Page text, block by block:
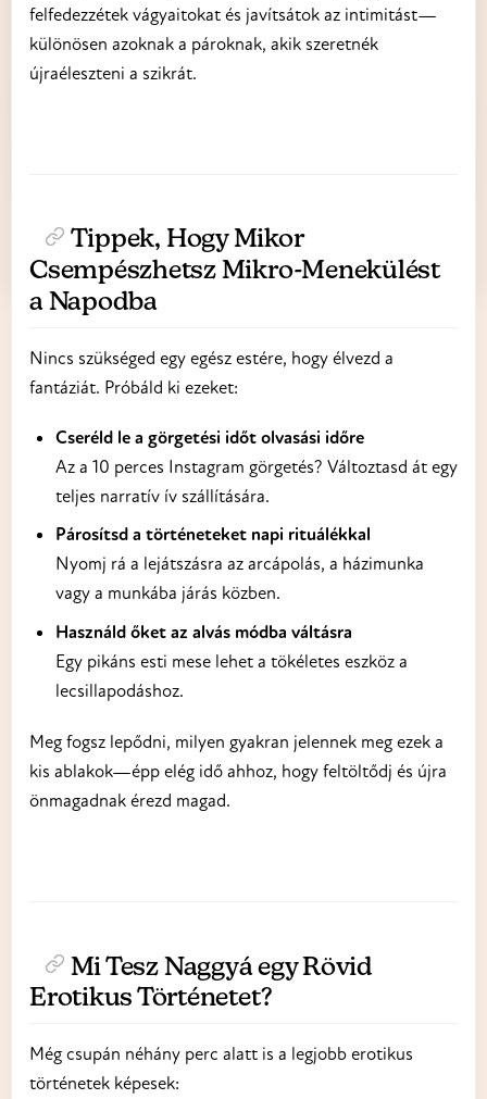
felfedezzétek vágyaitokat és javítsátok az intimitást—
különösen azoknak a pároknak, akik szeretnék
újraéleszteni a szikrát.
Tippek, Hogy Mikor
Csempészhetsz Mikro-Menekülést
a Napodba
Nincs szükséged egy egész estére, hogy élvezd a
fantáziát. Próbáld ki ezeket:
Cseréld le a görgetési időt olvasási időre
Az a 10 perces Instagram görgetés? Változtasd át egy
teljes narratív ív szállítására.
Párosítsd a történeteket napi rituálékkal
Nyomj rá a lejátszásra az arcápolás, a házimunka
vagy a munkába járás közben.
Használd őket az alvás módba váltásra
Egy pikáns esti mese lehet a tökéletes eszköz a
lecsillapodáshoz.
Meg fogsz lepődni, milyen gyakran jelennek meg ezek a
kis ablakok—épp elég idő ahhoz, hogy feltöltődj és újra
önmagadnak érezd magad.
Mi Tesz Naggyá egy Rövid
Erotikus Történetet?
Még csupán néhány perc alatt is a legjobb erotikus
történetek képesek: